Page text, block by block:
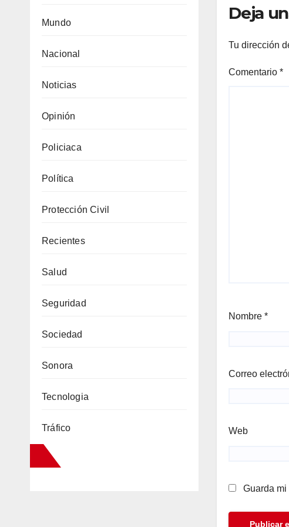
Mundo
Nacional
Noticias
Opinión
Policiaca
Política
Protección Civil
Recientes
Salud
Seguridad
Sociedad
Sonora
Tecnologia
Tráfico
Deja
Tu dirección
Comentario *
Nombre *
Correo
Web
Guarda